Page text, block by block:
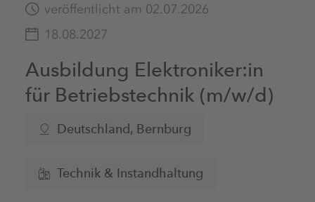
veröffentlicht am 02.07.2026
18.08.2027
Ausbildung Elektroniker:in
für Betriebstechnik (m/w/d)
Deutschland, Bernburg
Technik & Instandhaltung